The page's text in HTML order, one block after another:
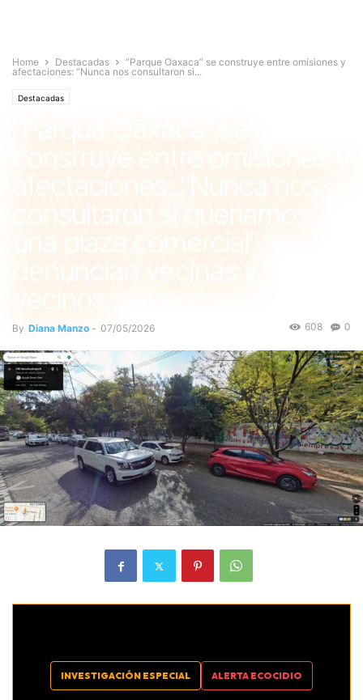
Home Destacadas
“Parque Oaxaca” se construye entre omisiones y
afectaciones: “Nunca nos consultaron si...
Destacadas
construye entre omisiones y
afectaciones: “Nunca nos
consultaron si queríamos
una plaza comercial”,
denuncian vecinas y
By Diana Manzo - 07/05/2026 0
608
INVESTIGACIÓN ESPECIAL ALERTA ECOCIDIO